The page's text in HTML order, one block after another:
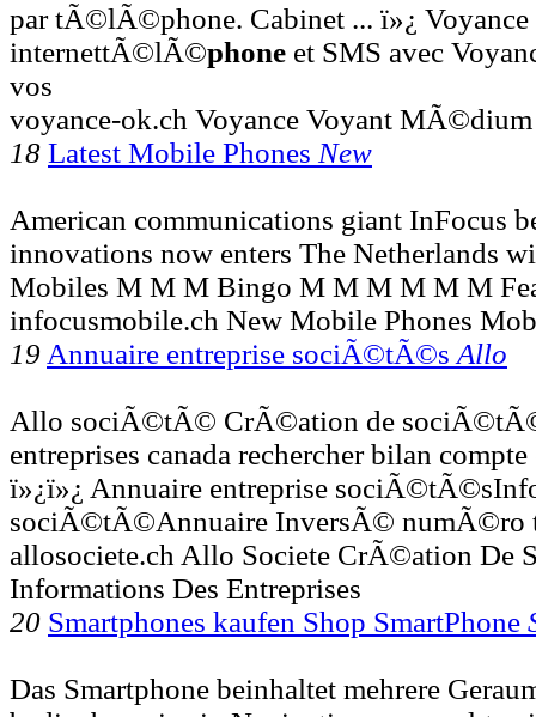
par tÃ©lÃ©phone. Cabinet ... ï»¿ Voyance
internettÃ©lÃ©phone et SMS avec
vos
voyance-ok.ch Voyance Voyant
18 Latest Mobile Phones New
American communications giant InFocus
innovations now enters The Netherlands
Mobiles M M M Bingo M M M M M M
infocusmobile.ch New Mobile Phones
19 Annuaire entreprise sociÃ©tÃ©s Allo
Allo sociÃ©tÃ© CrÃ©ation de
entreprises canada rechercher bilan
ï»¿ï»¿ Annuaire entreprise
sociÃ©tÃ©Annuaire InversÃ©
allosociete.ch Allo Societe CrÃ©ation
Informations Des Entreprises
20 Smartphones kaufen Shop SmartPhone
Das Smartphone beinhaltet mehrere